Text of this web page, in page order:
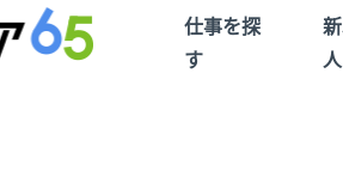
仕事を探
す
人